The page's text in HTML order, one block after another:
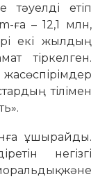
тәуелді етіп
ға – 12,1 млн,
екі жылдың
тіркелген.
жасөспірімдер
тілімен
ұшырайды.
негізгі
және